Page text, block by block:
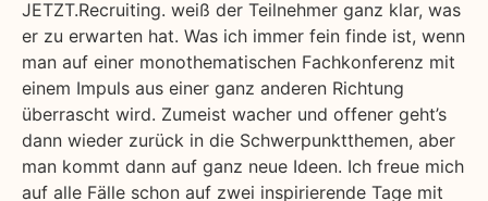
JETZT.Recruiting. weiß der Teilnehmer ganz klar, was
er zu erwarten hat. Was ich immer fein finde ist, wenn
man auf einer monothematischen Fachkonferenz mit
einem Impuls aus einer ganz anderen Richtung
überrascht wird. Zumeist wacher und offener geht’s
dann wieder zurück in die Schwerpunktthemen, aber
man kommt dann auf ganz neue Ideen. Ich freue mich
auf alle Fälle schon auf zwei inspirierende Tage mit